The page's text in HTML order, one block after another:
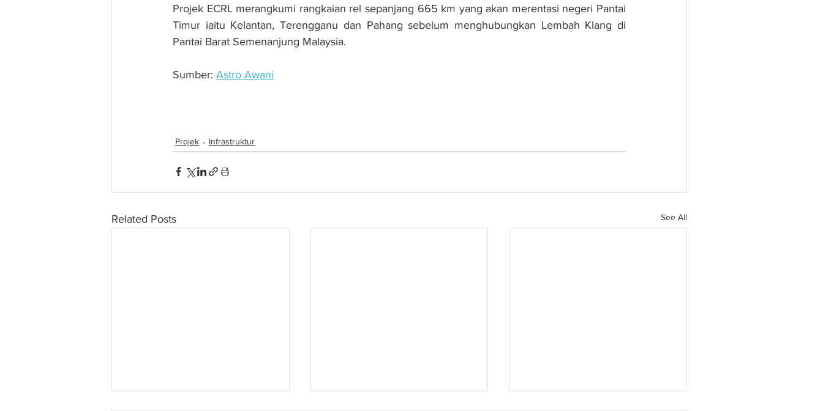
Projek ECRL merangkumi rangkaian rel sepanjang 665 km yang akan merentasi negeri Pantai
Timur iaitu Kelantan, Terengganu dan Pahang sebelum menghubungkan Lembah Klang di
Pantai Barat Semenanjung Malaysia.
Sumber: Astro Awani
Projek Infrastruktur
Related Posts See All